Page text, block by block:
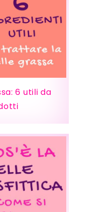
6 utili da